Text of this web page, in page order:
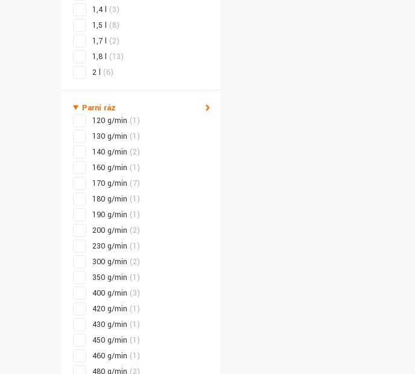
1,4 l (3)
1,5 l (8)
1,7 l (2)
1,8 l (13)
2 l (6)
Parní ráz
120 g/min (1)
130 g/min (1)
140 g/min (2)
160 g/min (1)
170 g/min (7)
180 g/min (1)
190 g/min (1)
200 g/min (2)
230 g/min (1)
300 g/min (2)
350 g/min (1)
400 g/min (3)
420 g/min (1)
430 g/min (1)
450 g/min (1)
460 g/min (1)
480 g/min (2)